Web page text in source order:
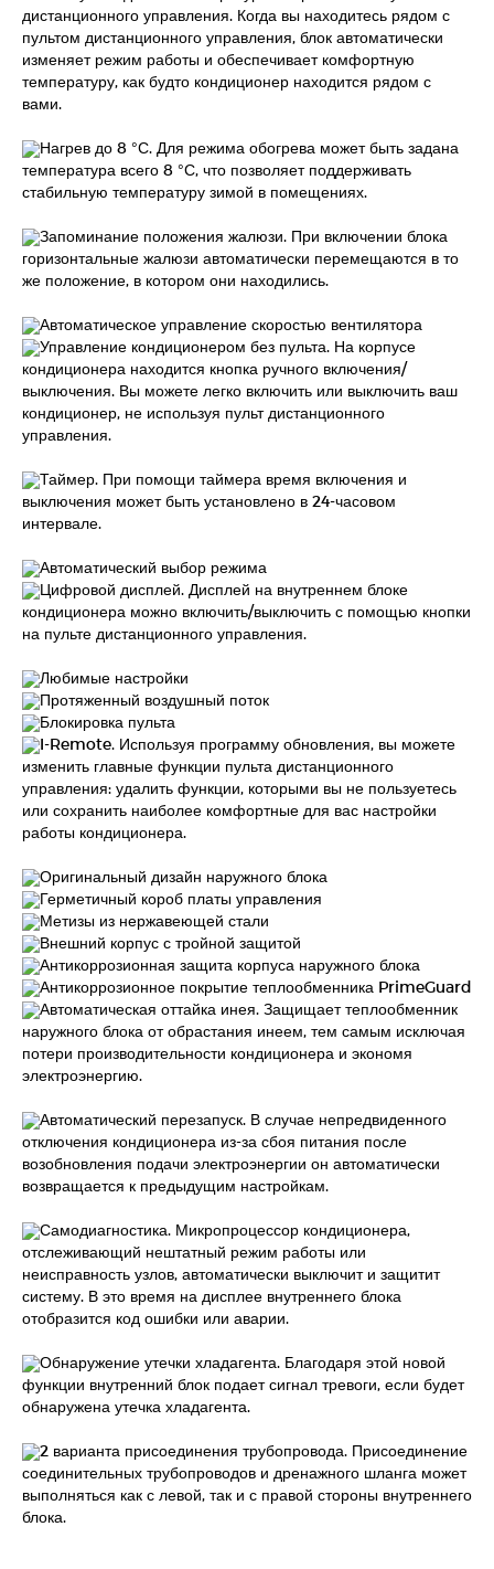
дистанционного управления. Когда вы находитесь рядом с
пультом дистанционного управления, блок автоматически
изменяет режим работы и обеспечивает комфортную
температуру, как будто кондиционер находится рядом с
вами.
Нагрев до 8 °С. Для режима обогрева может быть задана
температура всего 8 °С, что позволяет поддерживать
стабильную температуру зимой в помещениях.
Запоминание положения жалюзи. При включении блока
горизонтальные жалюзи автоматически перемещаются в то
же положение, в котором они находились.
Автоматическое управление скоростью вентилятора
Управление кондиционером без пульта. На корпусе
кондиционера находится кнопка ручного включения/
выключения. Вы можете легко включить или выключить ваш
кондиционер, не используя пульт дистанционного
управления.
Таймер. При помощи таймера время включения и
выключения может быть установлено в 24-часовом
интервале.
Автоматический выбор режима
Цифровой дисплей. Дисплей на внутреннем блоке
кондиционера можно включить/выключить с помощью кнопки
на пульте дистанционного управления.
Любимые настройки
Протяженный воздушный поток
Блокировка пульта
I-Remote. Используя программу обновления, вы можете
изменить главные функции пульта дистанционного
управления: удалить функции, которыми вы не пользуетесь
или сохранить наиболее комфортные для вас настройки
работы кондиционера.
Оригинальный дизайн наружного блока
Герметичный короб платы управления
Метизы из нержавеющей стали
Внешний корпус с тройной защитой
Антикоррозионная защита корпуса наружного блока
Антикоррозионное покрытие теплообменника PrimeGuard
Автоматическая оттайка инея. Защищает теплообменник
наружного блока от обрастания инеем, тем самым исключая
потери производительности кондиционера и экономя
электроэнергию.
Автоматический перезапуск. В случае непредвиденного
отключения кондиционера из-за сбоя питания после
возобновления подачи электроэнергии он автоматически
возвращается к предыдущим настройкам.
Самодиагностика. Микропроцессор кондиционера,
отслеживающий нештатный режим работы или
неисправность узлов, автоматически выключит и защитит
систему. В это время на дисплее внутреннего блока
отобразится код ошибки или аварии.
Обнаружение утечки хладагента. Благодаря этой новой
функции внутренний блок подает сигнал тревоги, если будет
обнаружена утечка хладагента.
2 варианта присоединения трубопровода. Присоединение
соединительных трубопроводов и дренажного шланга может
выполняться как с левой, так и с правой стороны внутреннего
блока.